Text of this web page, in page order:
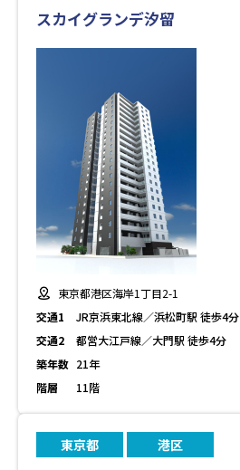
スカイグランデ汐留
東京都港区海岸1丁目2-1
交通1
JR京浜東北線／浜松町駅 徒歩4分
交通2
都営大江戸線／大門駅 徒歩4分
築年数 21年
階層
11階
東京都 港区